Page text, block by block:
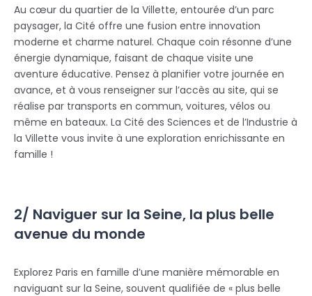
Au cœur du quartier de la Villette, entourée d’un parc
paysager, la Cité offre une fusion entre innovation
moderne et charme naturel. Chaque coin résonne d’une
énergie dynamique, faisant de chaque visite une
aventure éducative. Pensez à planifier votre journée en
avance, et à vous renseigner sur l’accès au site, qui se
réalise par transports en commun, voitures, vélos ou
même en bateaux. La Cité des Sciences et de l’Industrie à
la Villette vous invite à une exploration enrichissante en
famille !
2/ Naviguer sur la Seine, la plus belle
avenue du monde
Explorez Paris en famille d’une manière mémorable en
naviguant sur la Seine, souvent qualifiée de « plus belle